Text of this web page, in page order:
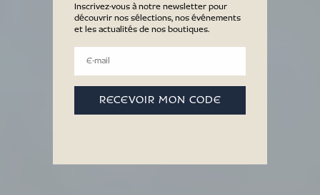
Timuntu
Inscrivez-vous à notre newsletter pour
découvrir nos sélections, nos événements
et les actualités de nos boutiques.
RECEVOIR MON CODE